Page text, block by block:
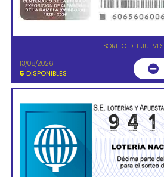
SORTEO DEL JUEVES
13/08/2026
5 DISPONIBLES